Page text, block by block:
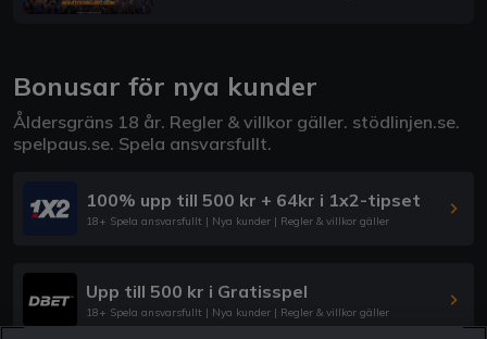
Bonusar för nya kunder
Åldersgräns 18 år. Regler & villkor gäller. stödlinjen.se.
spelpaus.se. Spela ansvarsfullt.
100% upp till 500 kr + 64kr i 1x2-tipset
18+ Spela ansvarsfullt | Nya kunder | Regler & villkor gäller
Upp till 500 kr i Gratisspel
18+ Spela ansvarsfullt | Nya kunder | Regler & villkor gäller